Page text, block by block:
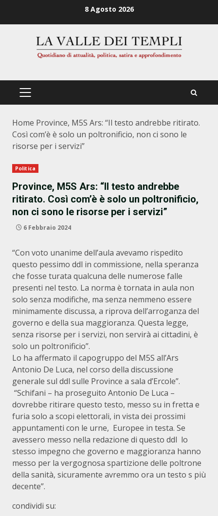
8 Agosto 2026
PRIMÄRES
Home Province, M5S Ars: “Il testo andrebbe ritirato.
Così com’è è solo un poltronificio, non ci sono le
risorse per i servizi”
Politica
Province, M5S Ars: “Il testo andrebbe
ritirato. Così com’è è solo un poltronificio,
non ci sono le risorse per i servizi”
6 Febbraio 2024
“Con voto unanime dell’aula avevamo rispedito
questo pessimo ddl in commissione, nella speranza
che fosse turata qualcuna delle numerose falle
presenti nel testo. La norma è tornata in aula non
solo senza modifiche, ma senza nemmeno essere
minimamente discussa, a riprova dell’arroganza del
governo e della sua maggioranza. Questa legge,
senza risorse per i servizi, non servirà ai cittadini, è
solo un poltronificio”.
Lo ha affermato il capogruppo del M5S all’Ars
Antonio De Luca, nel corso della discussione
generale sul ddl sulle Province a sala d’Ercole”.
“Schifani – ha proseguito Antonio De Luca –
dovrebbe ritirare questo testo, messo su in fretta e
furia solo a scopi elettorali, in vista dei prossimi
appuntamenti con le urne, Europee in testa. Se
avessero messo nella redazione di questo ddl lo
stesso impegno che governo e maggioranza hanno
messo per la vergognosa spartizione delle poltrone
della sanità, sicuramente avremmo ora un testo s più
decente”.
condividi su: